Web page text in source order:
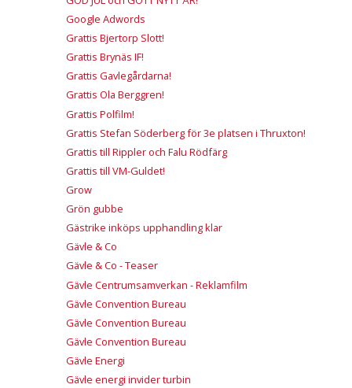
Google Adwords
Grattis Bjertorp Slott!
Grattis Brynäs IF!
Grattis Gavlegårdarna!
Grattis Ola Berggren!
Grattis Polfilm!
Grattis Stefan Söderberg för 3e platsen i Thruxton!
Grattis till Rippler och Falu Rödfärg
Grattis till VM-Guldet!
Grow
Grön gubbe
Gästrike inköps upphandling klar
Gävle & Co
Gävle & Co - Teaser
Gävle Centrumsamverkan - Reklamfilm
Gävle Convention Bureau
Gävle Convention Bureau
Gävle Convention Bureau
Gävle Energi
Gävle energi invider turbin